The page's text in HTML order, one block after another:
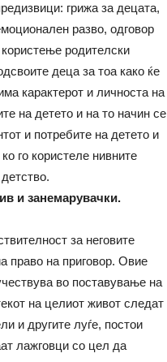
грижа за децата,
разво, одговор
родителски
деца за тоа како ќе
карактерот и личноста на
на детето и на то начин се
и потребите на детето и
го користеле нивните
и занемарувачки.
за неговите
право на приговор. Овие
во поставување на
на целиот живот следат
и другите луѓе, постои
лажговци со цел да